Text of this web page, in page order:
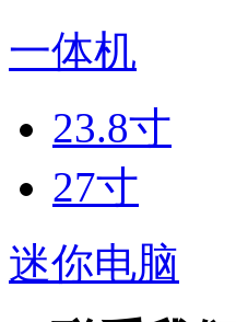
一体机
23.8寸
27寸
迷你电脑